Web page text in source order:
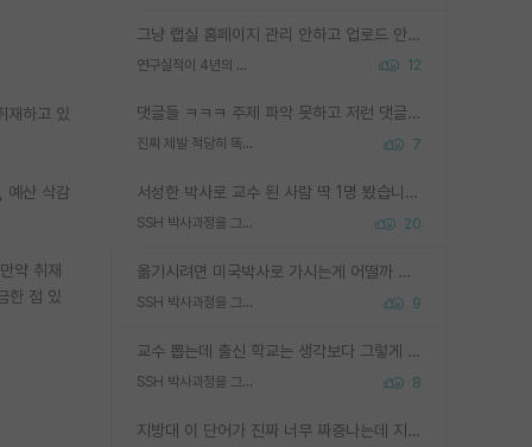
그냥 랩실 홈페이지 관리 안하고 업로드 안한거 아님?
연구실적이 4년의 공백이 있는거 어떻게 생각하냐 12
댓글들 ㅋㅋㅋ 주제 파악 못하고 저런 댓글들을 쓰네. 조직에 인간이 얼마나 중요한데 걱정될 수도 있지 ㅋㅋ 본인들은 퍽이나 잘하나봐 ? 현실은 남들한테 욕 안 먹는 1인분만 하는 것도 힘들텐데 ?
진짜 제발 적당히 똑똑한 박사과정이라도 위에 있었으면.. 7
서성한 박사로 교수 된 사람 딱 1명 봤습니다. 근데 지방대 박사로 교수된 거는 기적이 일어나야되요. 서성한 학부부터여도 빡센게 교수임용일텐데 지방대박사로 무슨 교수가 되나요...... 중소기업/중견기업 팀장급/연구소장급이나 될거 같네요.
SSH 박사과정을 그만두고 지방대 박사로 옮기면 교수의 꿈은 끝일까요? 20
옮기시려면 미국박사로 가시는게 어떨까 싶네요. 교수가 꿈이면 미국박사 하고 미국교수 까지 같이 노리시는게 기회가 많지 않을까요?
SSH 박사과정을 그만두고 지방대 박사로 옮기면 교수의 꿈은 끝일까요? 9
교수 뽑는데 출신 학교는 생각보다 그렇게 안 봄. 앞으로는 더 안 보게 될거임. 박사는 어디서 진행해도 됨. 단, 제대로 쌓고 좋은 실적 만들 수 있다면. 그런데 지방대는 그럴 가능성이 지극히 낮음. 나만 열심히 잘 하면 된다? 인간은 주변 환경에 지배되는 나약한 존재임. 주변의 지방대 대학원생과 섞이고 지방 특유의 여유로움 또는 나쁘게 얘기해서 나태함에 젖어 살다보면 교수의 꿈 자체를 잊어버리게 될 가능성도 있음. 주변 환경이 70~80%임.
SSH 박사과정을 그만두고 지방대 박사로 옮기면 교수의 꿈은 끝일까요? 8
지방대 이 단어가 진짜 너무 짜증나는데 지방대면 다 그냥 쓰레기인가요? 무슨 말 같지도 않은 댓글들이 있는건지??? 지방에도 충분히 좋은 대학 많고 충분히 잘하는 교수님들 많습니다 포항공대 4개 IST 대표 지거국들 여기 모두 다 지방에 있고 여기 출신들 중에 교수하는 분들 적지 않습니다 지거국 출신이 무슨 교수를 하냐?라고 생각할 사람들 많은데 상위 대표 지거국에 아웃라이어들 많습니다 결국 개인의 연구역량과 실적이 중요합니다 이 역량을 펼치는데 있어서 지도교수와의 합도 중요합니다. 그리고 경력이 필요하면 해외포닥까지 다녀오세요
재하고 있
예산 삭감
약 취재
점 있